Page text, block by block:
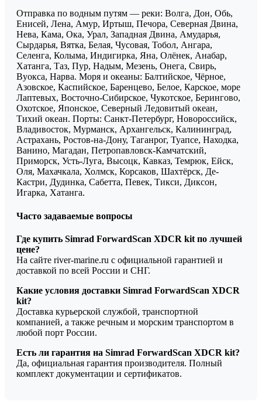
Отправка по водным путям — реки: Волга, Дон, Обь,
Енисей, Лена, Амур, Иртыш, Печора, Северная Двина,
Нева, Кама, Ока, Урал, Западная Двина, Амударья,
Сырдарья, Вятка, Белая, Чусовая, Тобол, Ангара,
Селенга, Колыма, Индигирка, Яна, Олёнек, Анабар,
Хатанга, Таз, Пур, Надым, Мезень, Онега, Свирь,
Вуокса, Нарва. Моря и океаны: Балтийское, Чёрное,
Азовское, Каспийское, Баренцево, Белое, Карское, море
Лаптевых, Восточно-Сибирское, Чукотское, Берингово,
Охотское, Японское, Северный Ледовитый океан,
Тихий океан. Порты: Санкт-Петербург, Новороссийск,
Владивосток, Мурманск, Архангельск, Калининград,
Астрахань, Ростов-на-Дону, Таганрог, Туапсе, Находка,
Ванино, Магадан, Петропавловск-Камчатский,
Приморск, Усть-Луга, Высоцк, Кавказ, Темрюк, Ейск,
Оля, Махачкала, Холмск, Корсаков, Шахтёрск, Де-
Кастри, Дудинка, Сабетта, Певек, Тикси, Диксон,
Игарка, Хатанга.
Часто задаваемые вопросы
Где купить Simrad ForwardScan XDCR kit по лучшей
цене?
На сайте river-marine.ru с официальной гарантией и
доставкой по всей России и СНГ.
Какие условия доставки Simrad ForwardScan XDCR
kit?
Доставка курьерской службой, транспортной
компанией, а также речным и морским транспортом в
любой порт России.
Есть ли гарантия на Simrad ForwardScan XDCR kit?
Да, официальная гарантия производителя. Полный
комплект документации и сертификатов.